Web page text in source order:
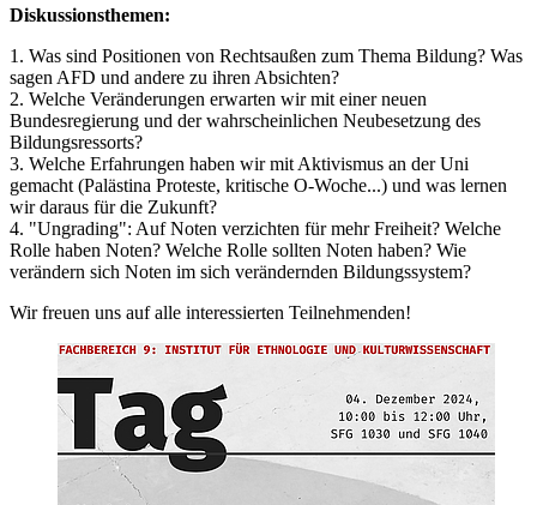
Diskussionsthemen:
1. Was sind Positionen von Rechtsaußen zum Thema Bildung? Was
sagen AFD und andere zu ihren Absichten?
2. Welche Veränderungen erwarten wir mit einer neuen
Bundesregierung und der wahrscheinlichen Neubesetzung des
Bildungsressorts?
3. Welche Erfahrungen haben wir mit Aktivismus an der Uni
gemacht (Palästina Proteste, kritische O-Woche...) und was lernen
wir daraus für die Zukunft?
4. "Ungrading": Auf Noten verzichten für mehr Freiheit? Welche
Rolle haben Noten? Welche Rolle sollten Noten haben? Wie
verändern sich Noten im sich verändernden Bildungssystem?
Wir freuen uns auf alle interessierten Teilnehmenden!